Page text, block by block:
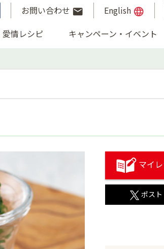
愛情レシピ キャンペーン・イベント
お問い合わせ email English language
マイ
ポスト